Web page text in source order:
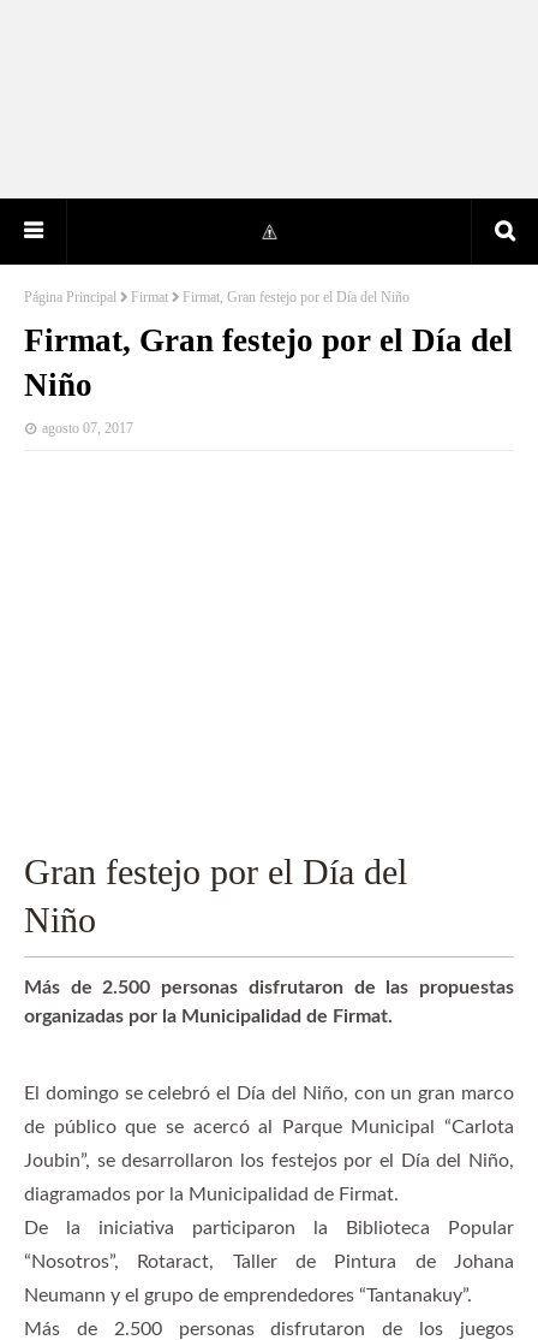
Página Principal Firmat Firmat, Gran festejo por el Día del Niño
Firmat, Gran festejo por el Día del
Niño
agosto 07, 2017
Gran festejo por el Día del
Niño
Más de 2.500 personas disfrutaron de las propuestas
organizadas por la Municipalidad de Firmat.
El domingo se celebró el Día del Niño, con un gran marco
de público que se acercó al Parque Municipal “Carlota
Joubin”, se desarrollaron los festejos por el Día del Niño,
diagramados por la Municipalidad de Firmat.
De la iniciativa participaron la Biblioteca Popular
“Nosotros”, Rotaract, Taller de Pintura de Johana
Neumann y el grupo de emprendedores “Tantanakuy”.
Más de 2.500 personas disfrutaron de los juegos